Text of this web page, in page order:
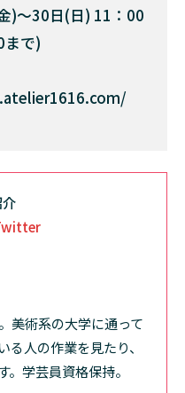
)～30日(日) 11：00
まで)
美術系の大学に通って
人の作業を見たり、
学芸員資格保持。